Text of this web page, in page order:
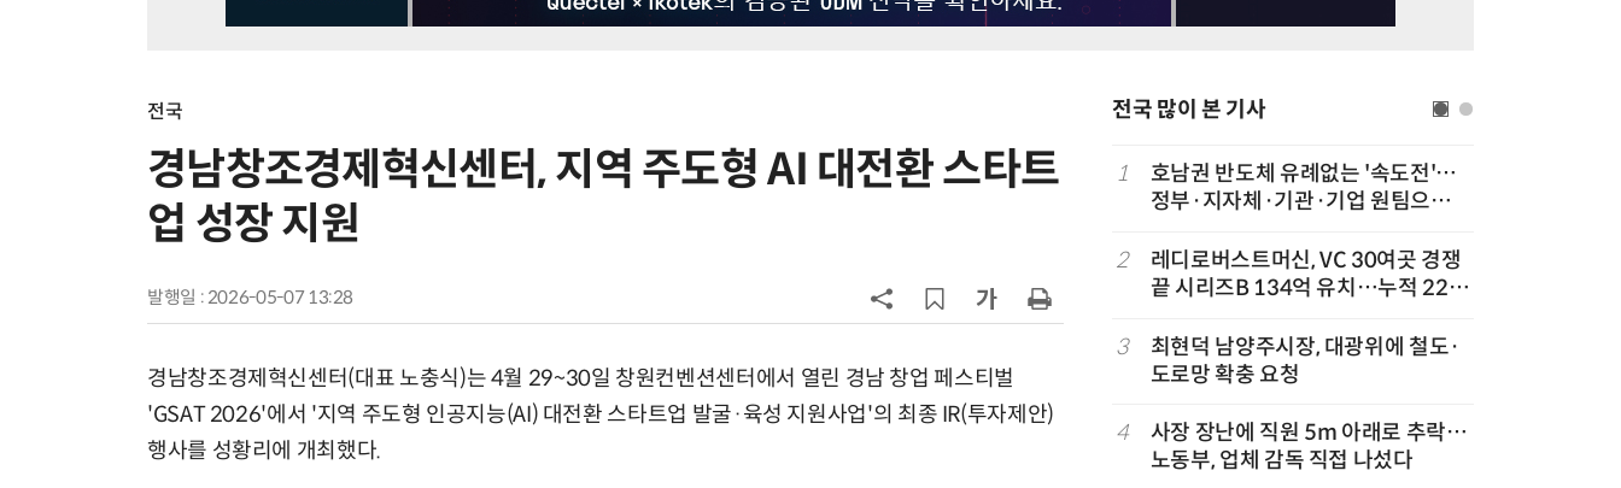
전국
경남창조경제혁신센터, 지역 주도형 AI 대전환 스타트
업 성장 지원
발행일 : 2026-05-07 13:28
경남창조경제혁신센터(대표 노충식)는 4월 29~30일 창원컨벤션센터에서 열린 경남 창업 페스티벌
'GSAT 2026'에서 '지역 주도형 인공지능(AI) 대전환 스타트업 발굴·육성 지원사업'의 최종 IR(투자제안)
행사를 성황리에 개최했다.
전국 많이 본 기사
6
전남광주 공공기관 통합…근무배치
긴급 점검회의…전방위 총력전
빛 신호 한 번에 읽는 '광반도체 BCI
칩' 구현
[르포]아이들이 직접 첨단 전자현미
1
호남권 반도체 유례없는 '속도전'…
정부·지자체·기관·기업 원팀으로
2
레디로버스트머신, VC 30여곳 경쟁
끝 시리즈B 134억 유치…누적 229
3
최현덕 남양주시장, 대광위에 철도·
도로망 확충 요청
4
사장 장난에 직원 5m 아래로 추락…
노동부, 업체 감독 직접 나섰다